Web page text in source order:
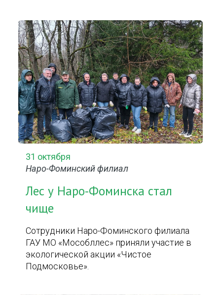
31 октября
Наро-Фоминский филиал
Лес у Наро-Фоминска стал
чище
Сотрудники Наро-Фоминского филиала
ГАУ МО «Мособллес» приняли участие в
экологической акции «Чистое
Подмосковье».